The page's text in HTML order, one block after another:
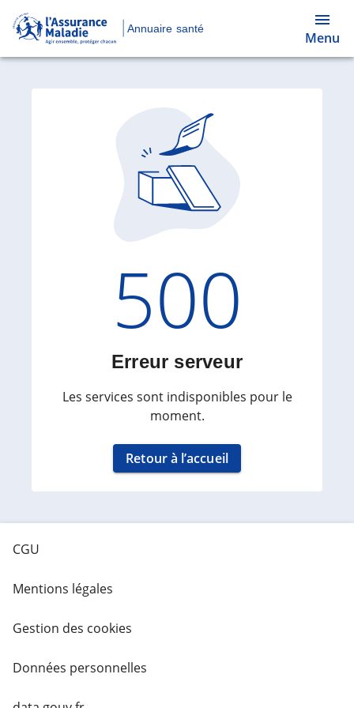
Annuaire santé
Menu
Code
500
Erreur serveur
Les services sont indisponibles pour le
moment.
Retour à l’accueil
CGU
Mentions légales
Gestion des cookies
Données personnelles